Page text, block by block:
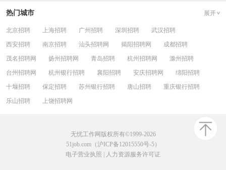
热门城市 展开
北京招聘 上海招聘 广州招聘 深圳招聘
武汉招聘
西安招聘
南京招聘 汕头招聘网 揭阳招聘网
成都招聘
茂名招聘网
扬州招聘网 青岛招聘 杭州招聘网
滁州招聘
台州招聘网
杭州银行招聘 襄阳招聘 安庆招聘网
绵阳招聘
十堰招聘
保定招聘 苏州银行招聘 唐山招聘
重庆银行招聘
乐山招聘
上饶招聘网
无忧工作网版权所有©1999-2026
51job.com（沪ICP备12015550号-5）
电子营业执照
人力资源服务许可证